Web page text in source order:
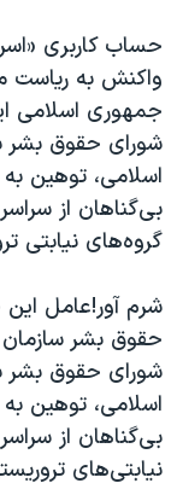
حساب کاربری
واکنش به ریاست
جمهوری اسلامی
شورای حقوق بشر
اسلامی، توهین به
بی‌گناهان از
گروه‌های نیابتی‌
شرم آور!عامل
حقوق بشر سازمان
شورای حقوق بشر
اسلامی، توهین به
بی‌گناهان از
نیابتی‌های